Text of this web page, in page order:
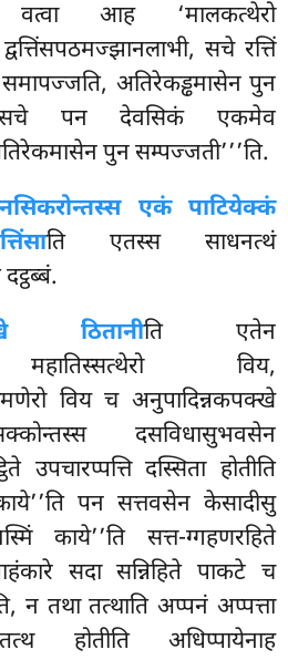
वत्वा आह ‘मालकत्थेरो
द्वत्तिंसपठमज्झानलाभी, सचे रत्तिं
अतिरेकड्ढमासेन पुन
सचे पन देवसिकं एकमेव
पुन सम्पज्जती’’’ति.
एकं पाटियेक्कं
ति एतस्स साधनत्थं
ठितानीति एतेन
महातिस्सत्थेरो विय,
विय च अनुपादिन्नकपक्खे
दसविधासुभवसेन
उपचारप्पत्ति दस्सिता होतीति
पन सत्तवसेन केसादीसु
काये’’ति सत्त-ग्गहणरहिते
सदा सन्निहिते पाकटे च
न तथा तत्थाति अप्पनं अप्पत्ता
होतीति अधिप्पायेनाह